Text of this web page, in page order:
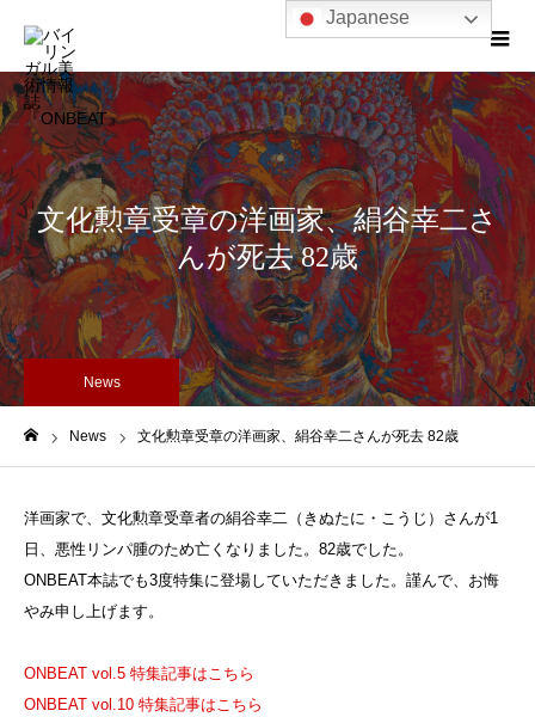
文化勲章受章の洋画家、絹谷幸二さ
んが死去 82歳
News
News 文化勲章受章の洋画家、絹谷幸二さんが死去 82歳
洋画家で、文化勲章受章者の絹谷幸二（きぬたに・こうじ）さんが1
日、悪性リンパ腫のため亡くなりました。82歳でした。
ONBEAT本誌でも3度特集に登場していただきました。謹んで、お悔
やみ申し上げます。
ONBEAT vol.5 特集記事はこちら
ONBEAT vol.10 特集記事はこちら
Japanese